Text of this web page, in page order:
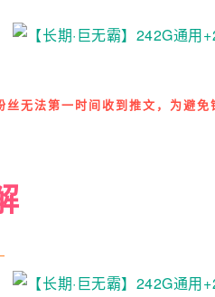
无法第一时间收到推文，为避免